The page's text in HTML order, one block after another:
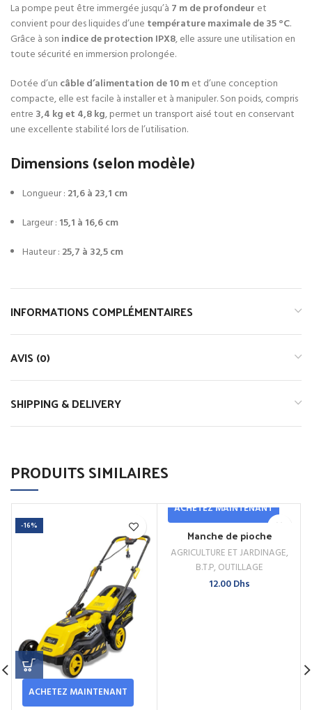
La pompe peut être immergée jusqu’à 7 m de profondeur et
convient pour des liquides d’une température maximale de 35 °C.
Grâce à son indice de protection IPX8, elle assure une utilisation en
toute sécurité en immersion prolongée.
Dotée d’un câble d’alimentation de 10 met d’une conception
compacte, elle est facile à installer et à manipuler. Son poids, compris
entre 3,4 kg et 4,8 kg, permet un transport aisé tout en conservant
une excellente stabilité lors de l’utilisation.
Dimensions (selon modèle)
Longueur : 21,6 à 23,1 cm
Largeur : 15,1 à 16,6 cm
Hauteur : 25,7 à 32,5 cm
INFORMATIONS COMPLÉMENTAIRES
AVIS (0)
SHIPPING & DELIVERY
PRODUITS SIMILAIRES
-16%
ACHETEZ MAINTENANT
ACHETEZ MAINTENANT
Manche de pioche
AGRICULTURE ET JARDINAGE,
B.T.P, OUTILLAGE
12.00Dhs